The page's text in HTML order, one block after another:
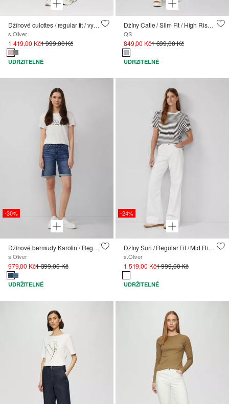
Džínové culottes / regular fit / vysoký střih / široké nohavice / lisované záhyby
s.Oliver
1 419,00 Kč1 999,00 Kč
UDRŽITELNÉ
Džíny Catie / Slim Fit / High Rise / Wide Leg
QS
849,00 Kč1 699,00 Kč
UDRŽITELNÉ
-30%
Džínové bermudy Karolin / Regular Fit / Mid Rise / ohrnovací
s.Oliver
979,00 Kč1 399,00 Kč
UDRŽITELNÉ
-24%
Džíny Suri / Regular Fit / Mid Rise / Wide Leg
s.Oliver
1 519,00 Kč1 999,00 Kč
UDRŽITELNÉ